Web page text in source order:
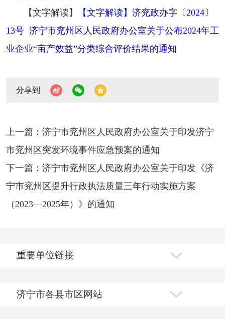
【文字解读】
【文字解读】济兖政办字〔2024〕
13号 济宁市兖州区人民政府办公室关于公布2024年工
业企业“亩产效益”分类综合评价结果的通知
分享到
上一篇：济宁市兖州区人民政府办公室关于印发济宁
市兖州区突发环境事件应急预案的通知
下一篇：济宁市兖州区人民政府办公室关于印发《济
宁市兖州区提升行政执法质量三年行动实施方案
（2023—2025年）》的通知
重要单位链接
济宁市各县市区网站